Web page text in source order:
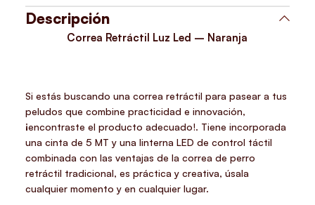
Descripción
Correa Retráctil Luz Led – Naranja
Si estás buscando una correa retráctil para pasear a tus
peludos que combine practicidad e innovación,
¡encontraste el producto adecuado!. Tiene incorporada
una cinta de 5 MT y una linterna LED de control táctil
combinada con las ventajas de la correa de perro
retráctil tradicional, es práctica y creativa, úsala
cualquier momento y en cualquier lugar.